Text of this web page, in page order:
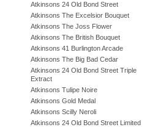
Atkinsons 24 Old Bond Street
Atkinsons The Excelsior Bouquet
Atkinsons The Joss Flower
Atkinsons The British Bouquet
Atkinsons 41 Burlington Arcade
Atkinsons The Big Bad Cedar
Atkinsons 24 Old Bond Street Triple
Extract
Atkinsons Tulipe Noire
Atkinsons Gold Medal
Atkinsons Scilly Neroli
Atkinsons 24 Old Bond Street Limited